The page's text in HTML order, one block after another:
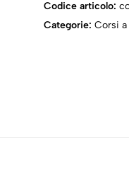
Codice articolo:
Categorie: Corsi